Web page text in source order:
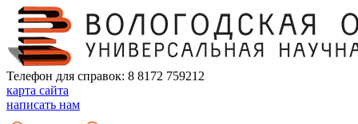
Телефон для справок: 8 8172 759212
карта сайта
написать нам